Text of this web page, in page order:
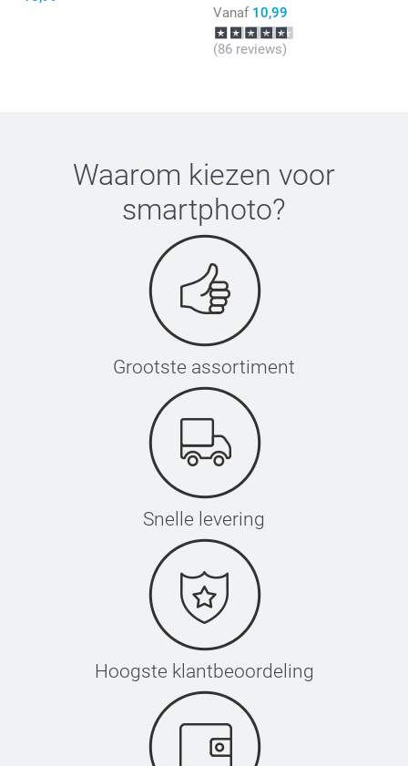
Vanaf 10,99
(86 reviews)
Waarom kiezen voor
smartphoto?
Grootste assortiment
Snelle levering
Hoogste klantbeoordeling